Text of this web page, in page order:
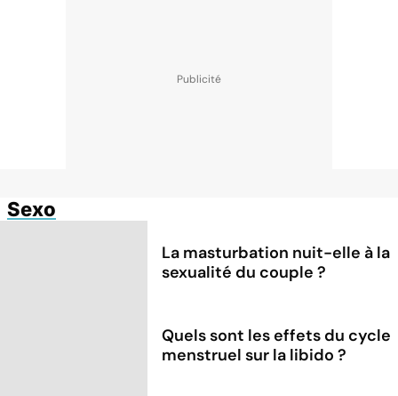
Sexo
La masturbation nuit-elle à la
sexualité du couple ?
Quels sont les effets du cycle
menstruel sur la libido ?